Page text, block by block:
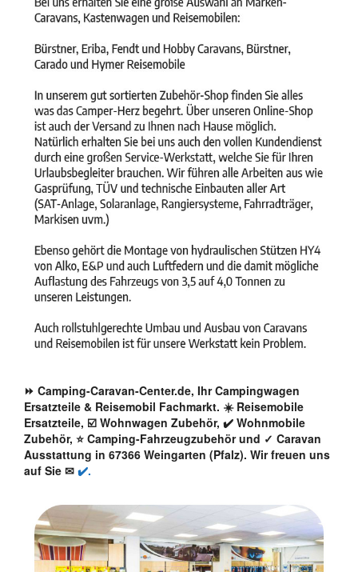
⏩ Camping-Caravan-Center.de, Ihr Campingwagen
Ersatzteile & Reisemobil Fachmarkt. ☀️ Reisemobile
Ersatzteile, ☑️ Wohnwagen Zubehör, ✔️ Wohnmobile
Zubehör, ⭐ Camping-Fahrzeugzubehör und ✓ Caravan
Ausstattung in 67366 Weingarten (Pfalz). Wir freuen uns
auf Sie ✉ ✔️.